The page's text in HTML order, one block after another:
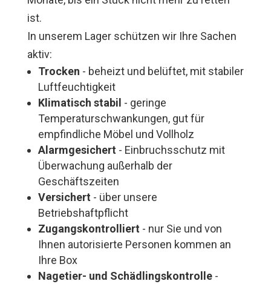
ist.
In unserem Lager schützen wir Ihre Sachen
aktiv:
Trocken - beheizt und belüftet, mit stabiler
Luftfeuchtigkeit
Klimatisch stabil - geringe
Temperaturschwankungen, gut für
empfindliche Möbel und Vollholz
Alarmgesichert - Einbruchsschutz mit
Überwachung außerhalb der
Geschäftszeiten
Versichert - über unsere
Betriebshaftpflicht
Zugangskontrolliert - nur Sie und von
Ihnen autorisierte Personen kommen an
Ihre Box
Nagetier- und Schädlingskontrolle-